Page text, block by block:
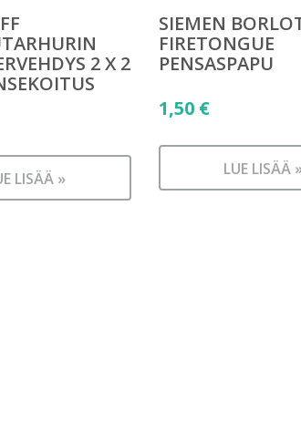
2 X 2
LISÄÄ »
SIEMEN
FIRETONGUE
PENSASPAPU
1,50 €
LUE LISÄÄ